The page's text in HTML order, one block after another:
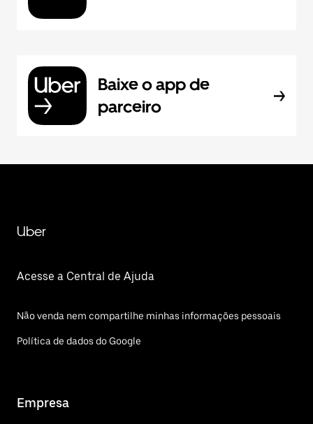
Baixe o app de
parceiro
Uber
Acesse a Central de Ajuda
Não venda nem compartilhe minhas informações pessoais
Política de dados do Google
Empresa